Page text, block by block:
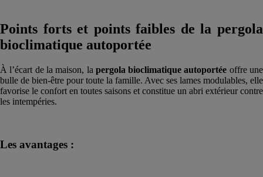
Points forts et points faibles de la pergola
bioclimatique autoportée
À l’écart de la maison, la pergola bioclimatique autoportée offre une
bulle de bien-être pour toute la famille. Avec ses lames modulables, elle
favorise le confort en toutes saisons et constitue un abri extérieur contre
les intempéries.
Les avantages :